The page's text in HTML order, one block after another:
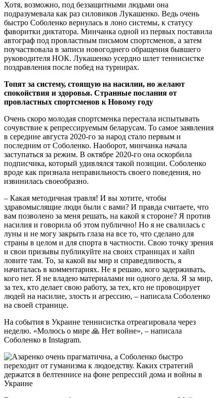
Хотя, возможно, под беззащитными людьми она
подразумевала как раз силовиков Лукашенко. Ведь очень
быстро Соболенко вернулась в лоно системы, к статусу
фаворитки диктатора. Минчанка одной из первых поставила
автограф под провластным письмом спортсменов, а затем
поучаствовала в записи новогоднего обращения бывшего
руководителя НОК. Лукашенко усердно шлет теннисистке
поздравления после побед на турнирах.
Топят за систему, стоящую на насилии, но желают
спокойствия и здоровья. Странные послания от
провластных спортсменов к Новому году
Очень скоро молодая спортсменка перестала испытывать
сочувствие к репрессируемым беларусам. То самое заявления
в середине августа 2020-го за народ стало первым и
последним от Соболенко. Наоборот, минчанка начала
заступаться за режим. В октябре 2020-го она оскорбила
подписчика, который удивлялся такой позиции. Соболенко
вроде как признала неправильность своего поведения, но
извинилась своеобразно.
– Какая методичная травля! И вы хотите, чтобы
здравомыслящие люди были с вами? И правда считаете, что
вам позволено за меня решать, на какой я стороне? Я против
насилия и говорила об этом публично! Но я не свалилась с
луны и не могу закрыть глаза на все то, что сделано для
страны в целом и для спорта в частности. Свою точку зрения
и свои призывы публикуйте на своих страницах и хайп
ловите там. То, за какой вы мир и справедливость, я
начиталась в комментариях. Не я решаю, кого задерживать,
кого нет. Я не владею материалами ни одного дела. Я за мир,
за тех, кто делает свою работу, за тех, кто не провоцирует
людей на насилие, злость и агрессию, – написала Соболенко
на своей странице.
На события в Украине теннисистка отреагировала через
неделю. «Молюсь о мире 🙏 Нет войне», – написала
Соболенко в Instagram.